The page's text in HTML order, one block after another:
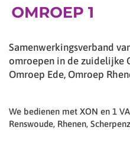
Samenwerkingsverband
omroepen in de zuidelijke
Omroep Ede, Omroep
We bedienen met XON en 1
Renswoude, Rhenen,